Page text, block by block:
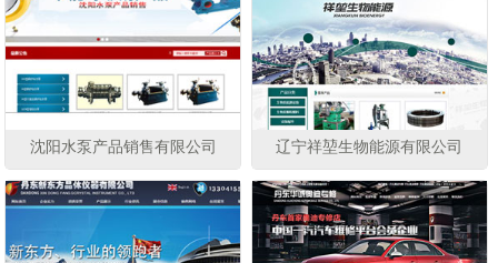
沈阳水泵产品销售有限公司 辽宁祥堃生物能源有限公司